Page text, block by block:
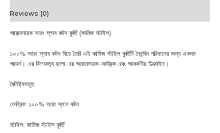
Reviews (0)
আরামদায়ক আরং স্লাব কটন কুর্তি (কামিজ স্টাইল)
১০০% আরং স্লাব কটন দিয়ে তৈরি এই কামিজ স্টাইল কুর্তিটি দৈনন্দিন পরিধানের জন্য একদম
আদর্শ। এর বিশেষত্ব হলো এর আরামদায়ক ফেব্রিক এবং আকর্ষণীয় ডিজাইন।
বৈশিষ্ট্যসমূহ:
ফেব্রিক: ১০০% আরং স্লাব কটন
স্টাইল: কামিজ স্টাইল কুর্তি